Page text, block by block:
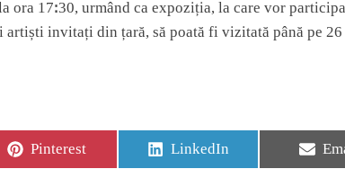
ora 17ꓽ30, urmând ca expoziția, la care vor
invitați din țară, să poată fi vizitată până pe
Share
Pinterest
Share
LinkedIn